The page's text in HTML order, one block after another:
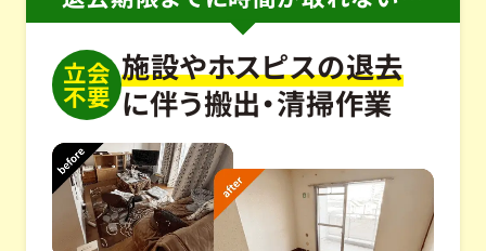
立会
不要
施設やホスピスの退去
に伴う搬出・清掃作業